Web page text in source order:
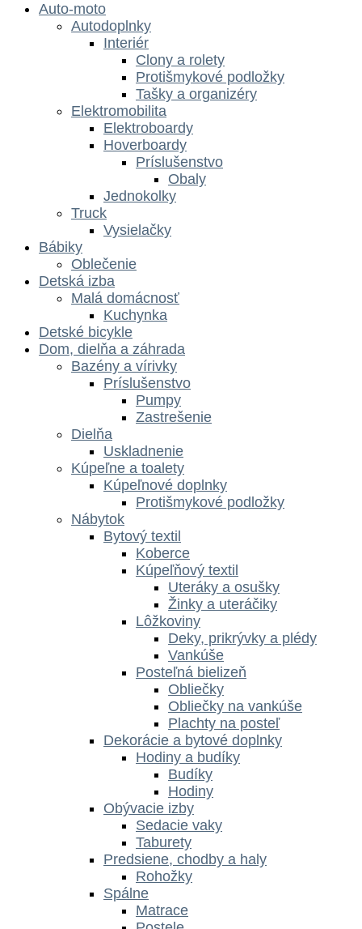
Auto-moto
Autodoplnky
Interiér
Clony a rolety
Protišmykové podložky
Tašky a organizéry
Elektromobilita
Elektroboardy
Hoverboardy
Príslušenstvo
Obaly
Jednokolky
Truck
Vysielačky
Bábiky
Oblečenie
Detská izba
Malá domácnosť
Kuchynka
Detské bicykle
Dom, dielňa a záhrada
Bazény a vírivky
Príslušenstvo
Pumpy
Zastrešenie
Dielňa
Uskladnenie
Kúpeľne a toalety
Kúpeľnové doplnky
Protišmykové podložky
Nábytok
Bytový textil
Koberce
Kúpeľňový textil
Uteráky a osušky
Žinky a uteráčiky
Lôžkoviny
Deky, prikrývky a plédy
Vankúše
Posteľná bielizeň
Obliečky
Obliečky na vankúše
Plachty na posteľ
Dekorácie a bytové doplnky
Hodiny a budíky
Budíky
Hodiny
Obývacie izby
Sedacie vaky
Taburety
Predsiene, chodby a haly
Rohožky
Spálne
Matrace